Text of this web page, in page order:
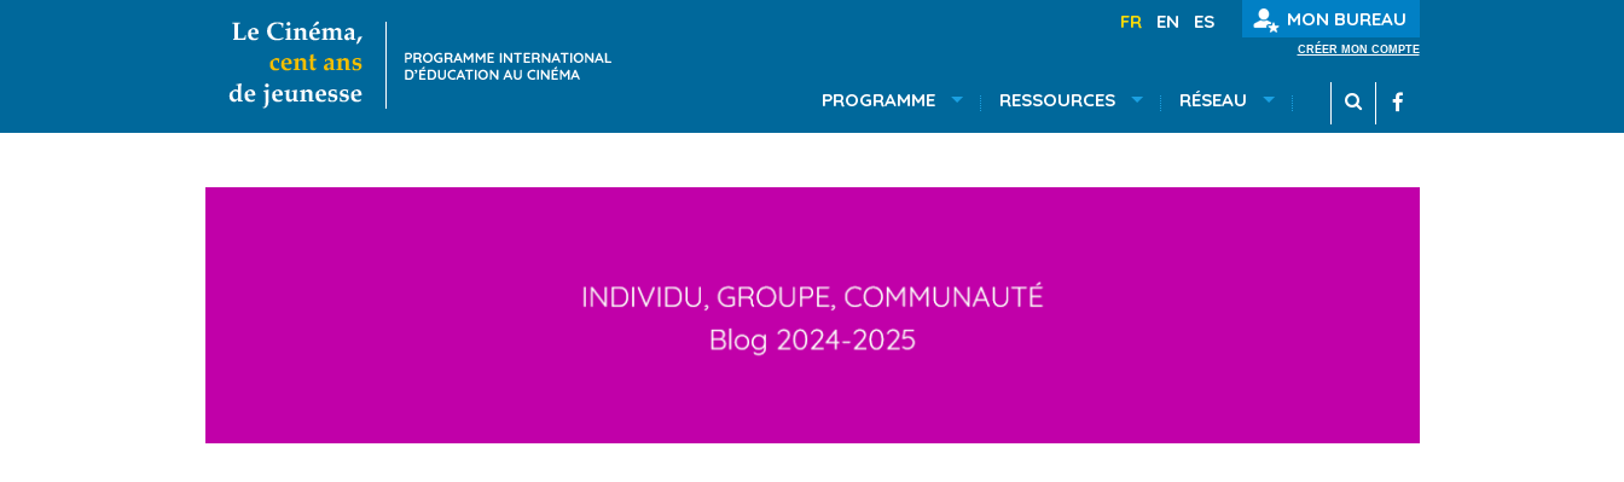
FR EN ES MON BUREAU
CRÉER MON COMPTE
PROGRAMME RESSOURCES RÉSEAU